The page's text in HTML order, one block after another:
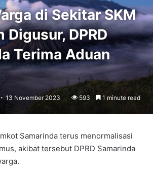
di Sekitar SKM
Digusur, DPRD
Terima Aduan
13 November 2023 593 1 minute read
Samarinda terus menormalisasi
akibat tersebut DPRD Samarinda